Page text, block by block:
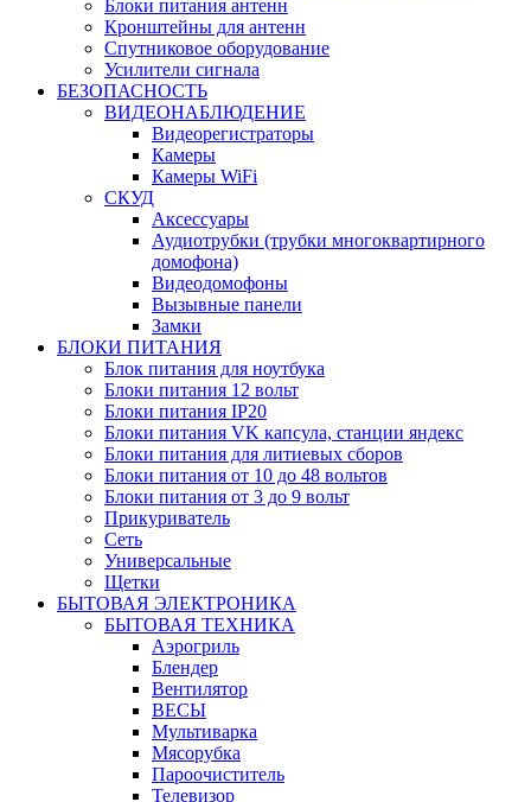
Блоки питания антенн
Кронштейны для антенн
Спутниковое оборудование
Усилители сигнала
БЕЗОПАСНОСТЬ
ВИДЕОНАБЛЮДЕНИЕ
Видеорегистраторы
Камеры
Камеры WiFi
СКУД
Аксессуары
Аудиотрубки (трубки многоквартирного
домофона)
Видеодомофоны
Вызывные панели
Замки
БЛОКИ ПИТАНИЯ
Блок питания для ноутбука
Блоки питания 12 вольт
Блоки питания IP20
Блоки питания VK капсула, станции яндекс
Блоки питания для литиевых сборов
Блоки питания от 10 до 48 вольтов
Блоки питания от 3 до 9 вольт
Прикуриватель
Сеть
Универсальные
Щетки
БЫТОВАЯ ЭЛЕКТРОНИКА
БЫТОВАЯ ТЕХНИКА
Аэрогриль
Блендер
Вентилятор
ВЕСЫ
Мультиварка
Мясорубка
Пароочиститель
Телевизор